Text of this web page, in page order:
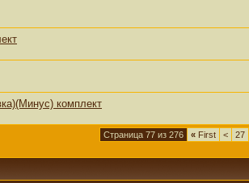
комплект
Страница 77 из 276 « First < 27